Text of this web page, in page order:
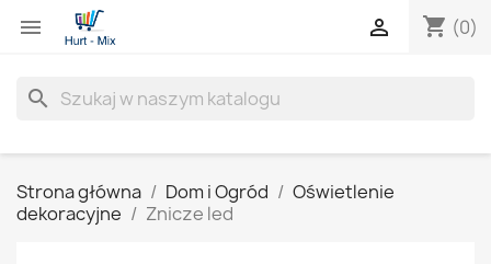
 shopping_cart (0)

search
Strona główna Dom i Ogród
Oświetlenie
dekoracyjne
Znicze led